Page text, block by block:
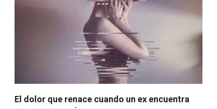
El dolor que renace cuando un ex encuentra